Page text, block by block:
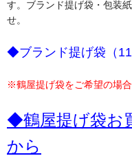
す。ブランド提げ袋・包装
せ。
◆ブランド提げ袋（
※鶴屋提げ袋をご希望の場合
◆鶴屋提げ袋お
から